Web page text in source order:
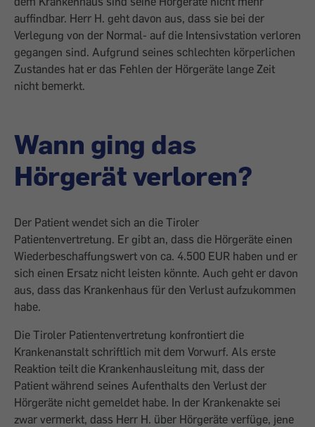
auffindbar. Herr H. geht davon aus, dass sie bei der
Verlegung von der Normal- auf die Intensivstation verloren
gegangen sind. Aufgrund seines schlechten körperlichen
Zustandes hat er das Fehlen der Hörgeräte lange Zeit
nicht bemerkt.
Wann ging das
Hörgerät verloren?
Der Patient wendet sich an die Tiroler
Patientenvertretung. Er gibt an, dass die Hörgeräte einen
Wiederbeschaffungswert von ca. 4.500 EUR haben und er
sich einen Ersatz nicht leisten könnte. Auch geht er davon
aus, dass das Krankenhaus für den Verlust aufzukommen
habe.
Die Tiroler Patientenvertretung konfrontiert die
Krankenanstalt schriftlich mit dem Vorwurf. Als erste
Reaktion teilt die Krankenhausleitung mit, dass der
Patient während seines Aufenthalts den Verlust der
Hörgeräte nicht gemeldet habe. In der Krankenakte sei
zwar vermerkt, dass Herr H. über Hörgeräte verfüge, jene